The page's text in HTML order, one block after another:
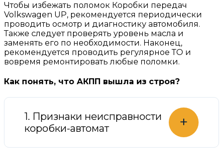
Чтобы избежать поломок Коробки передач
Volkswagen UP, рекомендуется периодически
проводить осмотр и диагностику автомобиля.
Также следует проверять уровень масла и
заменять его по необходимости. Наконец,
рекомендуется проводить регулярное ТО и
вовремя ремонтировать любые поломки.
Как понять, что АКПП вышла из строя?
1. Признаки неисправности
коробки-автомат
+